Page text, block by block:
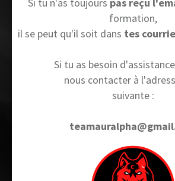
formation,
il se peut qu'il soit dans tes
Si tu as besoin
nous contacter à
suivante :